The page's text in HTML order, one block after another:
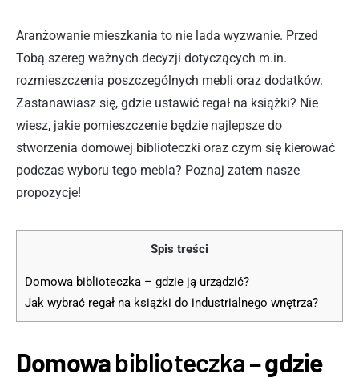
Aranżowanie mieszkania to nie lada wyzwanie. Przed
Tobą szereg ważnych decyzji dotyczących m.in.
rozmieszczenia poszczególnych mebli oraz dodatków.
Zastanawiasz się, gdzie ustawić regał na książki? Nie
wiesz, jakie pomieszczenie będzie najlepsze do
stworzenia domowej biblioteczki oraz czym się kierować
podczas wyboru tego mebla? Poznaj zatem nasze
propozycje!
Spis treści
Domowa biblioteczka – gdzie ją urządzić?
Jak wybrać regał na książki do industrialnego wnętrza?
Domowabiblioteczka– gdzie